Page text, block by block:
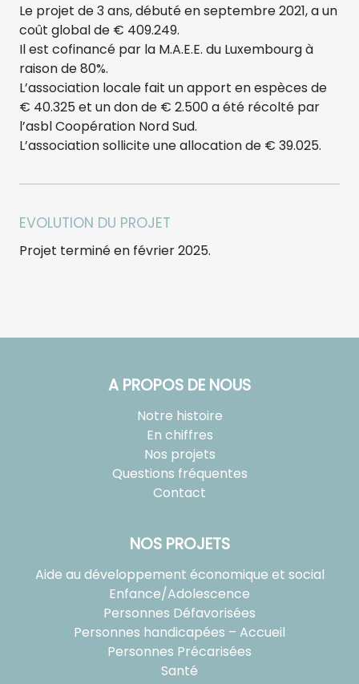
Le projet de 3 ans, débuté en septembre 2021, a un
coût global de € 409.249.
Il est cofinancé par la M.A.E.E. du Luxembourg à
raison de 80%.
L’association locale fait un apport en espèces de
€ 40.325 et un don de € 2.500 a été récolté par
l’asbl Coopération Nord Sud.
L’association sollicite une allocation de € 39.025.
EVOLUTION DU PROJET
Projet terminé en février 2025.
A PROPOS DE NOUS
Notre histoire
En chiffres
Nos projets
Questions fréquentes
Contact
NOS PROJETS
Aide au développement économique et social
Enfance/Adolescence
Personnes Défavorisées
Personnes handicapées – Accueil
Personnes Précarisées
Santé